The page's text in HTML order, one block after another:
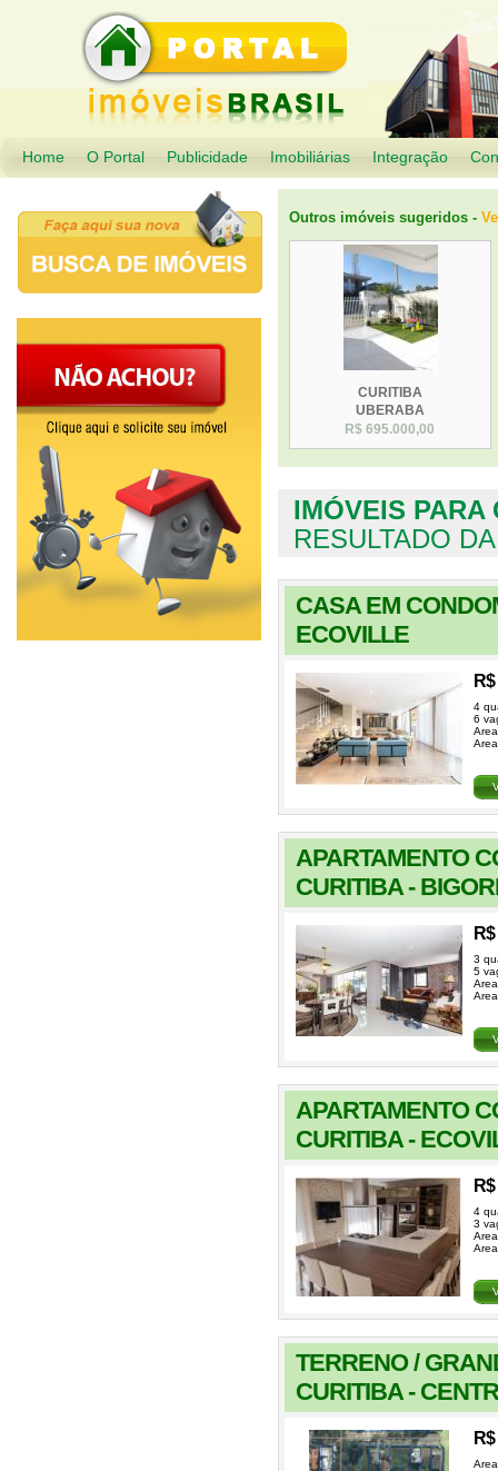
Home O Portal Publicidade Imobiliárias Integração
Outros imóveis sugeridos -
CURITIBA
UBERABA
R$ 695.000,00
IMÓVEIS PARA
RESULTADO
CASA EM
ECOVILLE
4
6
APARTAMENTO
CURITIBA -
3
5
APARTAMENTO
CURITIBA -
4
3
TERRENO /
CURITIBA -